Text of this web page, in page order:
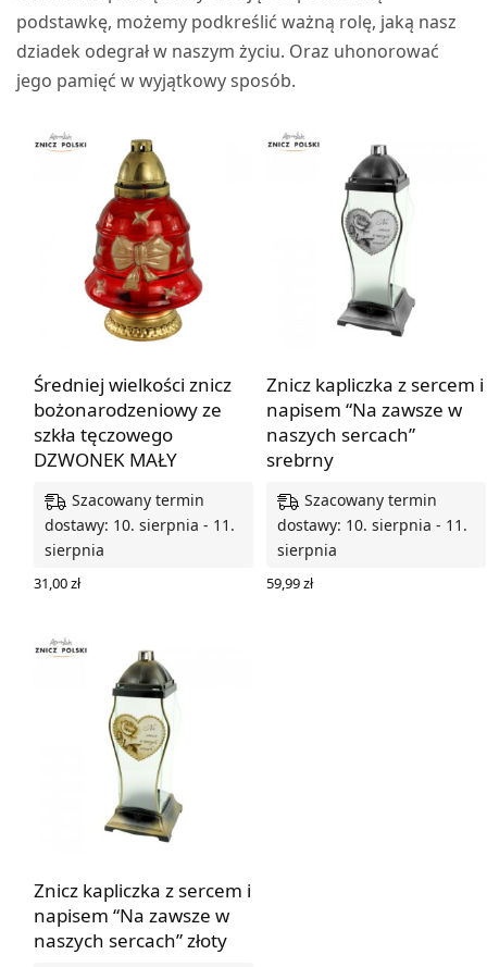
podstawkę, możemy podkreślić ważną rolę, jaką nasz
dziadek odegrał w naszym życiu. Oraz uhonorować
jego pamięć w wyjątkowy sposób.
Średniej wielkości znicz
bożonarodzeniowy ze
szkła tęczowego
DZWONEK MAŁY
Szacowany termin
dostawy: 10. sierpnia - 11.
sierpnia
31,00zł
Znicz kapliczka z sercem i
napisem “Na zawsze w
naszych sercach”
srebrny
Szacowany termin
dostawy: 10. sierpnia - 11.
sierpnia
59,99zł
Znicz kapliczka z sercem i
napisem “Na zawsze w
naszych sercach” złoty